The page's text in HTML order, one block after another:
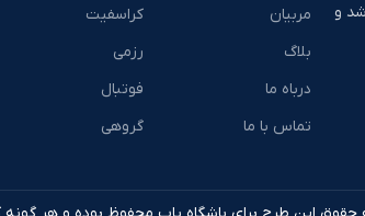
و
مربیان
بلاگ
درباه ما
تماس با ما
کراسفیت
رزمی
فوتبال
گروهی